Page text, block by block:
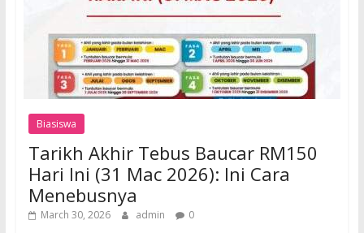
Biasiswa
Tarikh Akhir Tebus Baucar RM150
Hari Ini (31 Mac 2026): Ini Cara
Menebusnya
March 30, 2026 admin 0